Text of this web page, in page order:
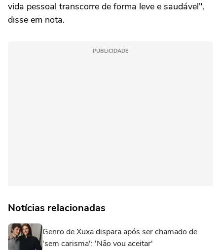
vida pessoal transcorre de forma leve e saudável",
disse em nota.
PUBLICIDADE
Notícias relacionadas
Genro de Xuxa dispara após ser chamado de
'sem carisma': 'Não vou aceitar'